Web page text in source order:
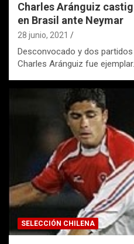
Charles Aránguiz
en Brasil ante Neymar
28 junio, 2021
Desconvocado y dos
Charles Aránguiz fue
SELECCIÓN CHILENA